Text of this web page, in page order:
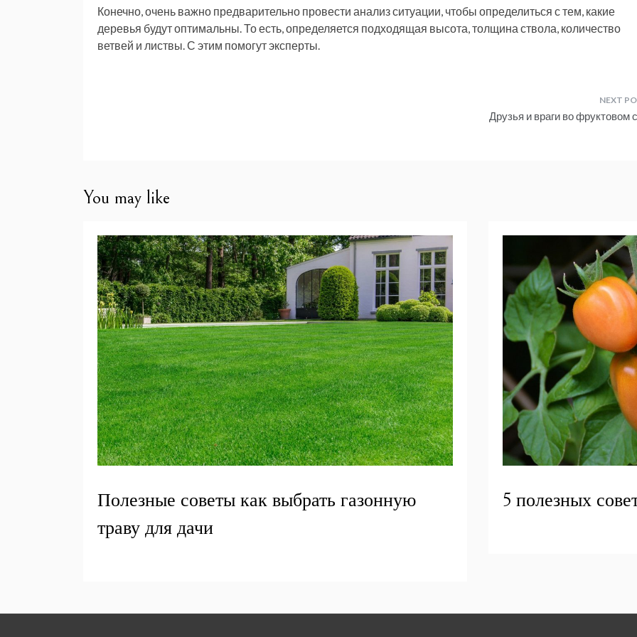
Конечно, очень важно предварительно провести анализ ситуации, чтобы определиться с тем, какие
деревья будут оптимальны. То есть, определяется подходящая высота, толщина ствола, количество
ветвей и листвы. С этим помогут эксперты.
Друзья и враги во фруктовом
You may like
Полезные советы как выбрать газонную
траву для дачи
5 полезных